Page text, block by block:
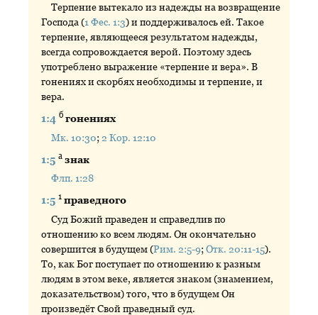
Терпение вытекало из надежды на возвращение
Господа (1 Фес. 1:3) и поддерживалось ей. Такое
терпение, являющееся результатом надежды,
всегда сопровождается верой. Поэтому здесь
употреблено выражение «терпение и вера». В
гонениях и скорбях необходимы и терпение, и
вера.
1:4б гонениях
Мк. 10:30; 2 Кор. 12:10
1:5а знак
Флп. 1:28
1:51 праведного
Суд Божий праведен и справедлив по
отношению ко всем людям. Он окончательно
совершится в будущем (Рим. 2:5-9;Отк. 20:11-15).
То, как Бог поступает по отношению к разным
людям в этом веке, является знаком (знамением,
доказательством) того, что в будущем Он
произведёт Свой праведный суд.